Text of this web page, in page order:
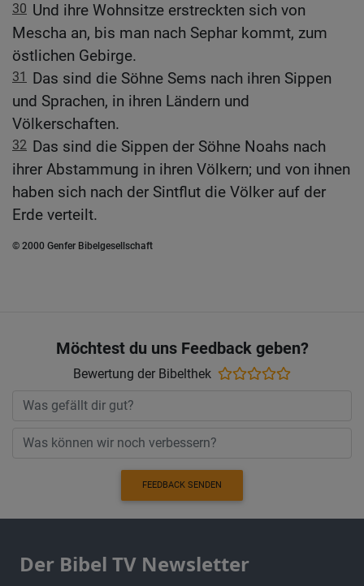
30 Und ihre Wohnsitze erstreckten sich von
Mescha an, bis man nach Sephar kommt, zum
östlichen Gebirge.
31
Das sind die Söhne Sems nach ihren Sippen
und Sprachen, in ihren Ländern und
Völkerschaften.
32 Das sind die Sippen der Söhne Noahs nach
ihrer Abstammung in ihren Völkern; und von ihnen
haben sich nach der Sintflut die Völker auf der
Erde verteilt.
© 2000 Genfer Bibelgesellschaft
Möchtest du uns Feedback geben?
Bewertung der Bibelthek
FEEDBACK SENDEN
Der Bibel TV Newsletter